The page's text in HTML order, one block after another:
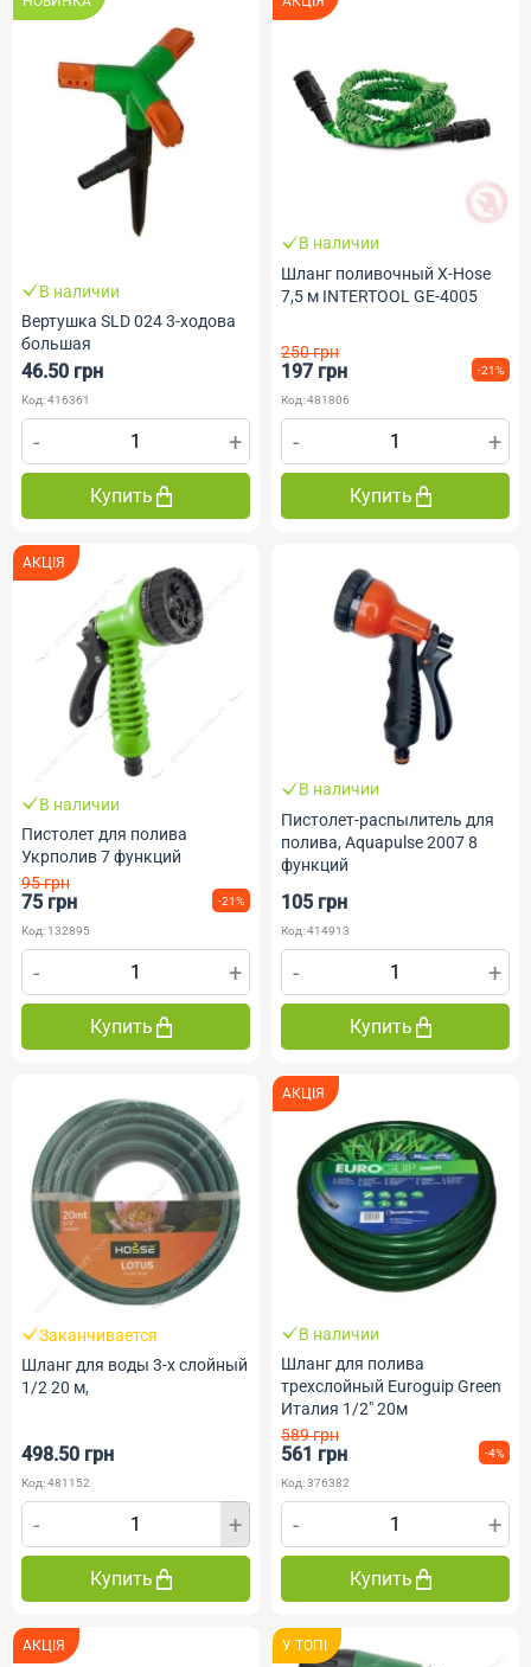
В наличии
Вертушка SLD 024 3-ходова
большая
46.50 грн
Код: 416361
- +
Купить
В наличии
Шланг поливочный X-Hose
7,5 м INTERTOOL GE-4005
250 грн
197 грн -21%
Код: 481806
- +
Купить
АКЦІЯ
В наличии
Пистолет для полива
Укрполив 7 функций
95 грн
75 грн -21%
Код: 132895
- +
Купить
В наличии
Пистолет-распылитель для
полива, Aquapulse 2007 8
функций
105 грн
Код: 414913
- +
Купить
Заканчивается
Шланг для воды 3-х слойный
1/2 20 м,
498.50 грн
Код: 481152
- +
Купить
АКЦІЯ
В наличии
Шланг для полива
трехслойный Euroguip Green
Италия 1/2" 20м
589 грн
561 грн -4%
Код: 376382
- +
Купить
АКЦІЯ У ТОПI